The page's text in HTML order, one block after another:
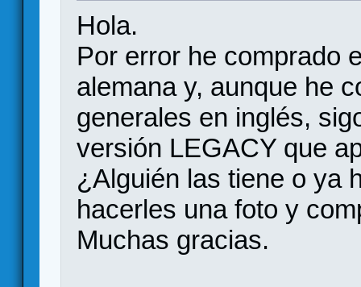
Hola.
Por error he comprado
alemana y, aunque he
generales en inglés,
versión LEGACY que
¿Alguién las tiene o ya
hacerles una foto y
Muchas gracias.